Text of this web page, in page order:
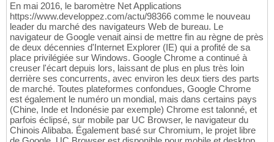
En mai 2016, le baromètre Net Applications
https://www.developpez.com/actu/98366 comme le nouveau
leader du marché des navigateurs Web de bureau. Le
navigateur de Google venait ainsi de mettre fin au règne de près
de deux décennies d'Internet Explorer (IE) qui a profité de sa
place privilégiée sur Windows. Google Chrome a continué à
creuser l'écart depuis lors, laissant de plus en plus très loin
derrière ses concurrents, avec environ les deux tiers des parts
de marché. Toutes plateformes confondues, Google Chrome
est également le numéro un mondial, mais dans certains pays
(Chine, Inde et Indonésie par exemple) Chrome est talonné, et
parfois éclipsé, sur mobile par UC Browser, le navigateur du
Chinois Alibaba. Également basé sur Chromium, le projet libre